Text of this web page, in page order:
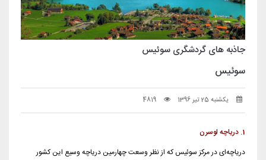
جاذبه های گردشگری سوئیس
سوئیس
یکشنبه 25 تیر 1396 4819
1. دریاچه لوسرن
دریاچه‌ای در مرکز سوئیس که از نظر وسعت چهارمین دریاچه وسیع این کشور